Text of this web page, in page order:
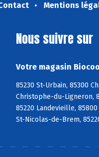
Mentions
Nous suivre sur
Votre magasin
85230 St-Urbain, 85300
Christophe-du-Ligneron,
85220 Landevieille,
St-Nicolas-de-Brem,